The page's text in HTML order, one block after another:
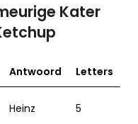
Kater
Antwoord Letters
Heinz 5